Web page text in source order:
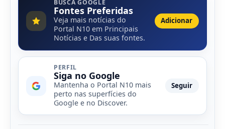
BUSCA GOOGLE
Fontes Preferidas
Veja mais notícias do
Portal N10 em Principais
Notícias e Das suas fontes.
Adicionar
PERFIL
Siga no Google
Mantenha o Portal N10 mais
perto nas superfícies do
Google e no Discover.
Seguir